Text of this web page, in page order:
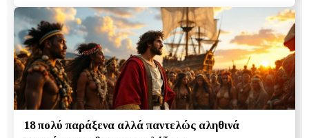
18 πολύ παράξενα αλλά παντελώς αληθινά